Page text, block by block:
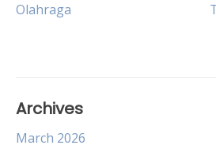
navigation
Olahraga
Archives
March 2026